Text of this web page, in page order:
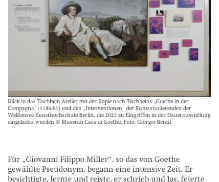
Blick in das Tischbein-Atelier mit der Kopie nach Tischbeins „Goethe in der
Campagna“ (1786/87) und den „Interventionen“ der Kunststudierenden der
Weißensee Kunsthochschule Berlin, die 2023 zu Eingriffen in der Dauerausstellung
eingeladen wurden © Museum Casa di Goethe, Foto: Giorgio Benni
Für „Giovanni Filippo Miller“, so das von Goethe
gewählte Pseudonym, begann eine intensive Zeit. Er
besichtigte, lernte und reiste, er schrieb und las, feierte